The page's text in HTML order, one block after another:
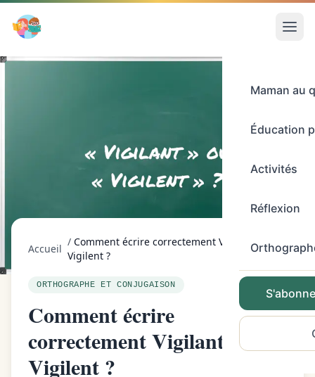
Maman au
Éducation
Activités
Réflexion
Accueil
/ Comment écrire correctement Vigilant ou
Vigilent ?
ORTHOGRAPHE ET CONJUGAISON
Comment écrire
correctement Vigilant ou
Vigilent ?